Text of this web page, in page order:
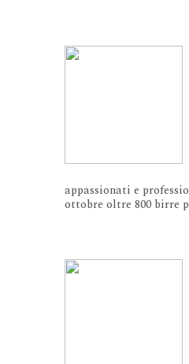
appassionati e
ottobre oltre 800 birre